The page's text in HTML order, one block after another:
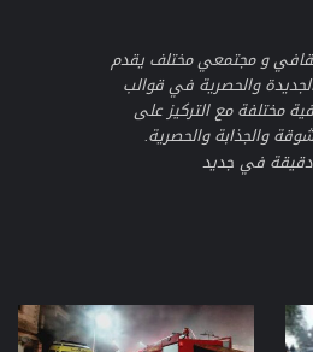
و مجتمعي مختلف يقدم
والحصرية في قوالب
مختلفة مع التركيز على
والجذابة والحصرية.
في جديد